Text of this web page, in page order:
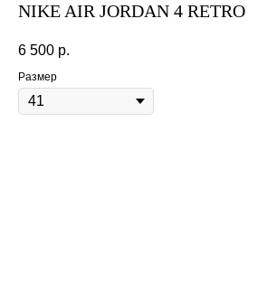
NIKE AIR JORDAN 4 RETRO
6 500 р.
Размер